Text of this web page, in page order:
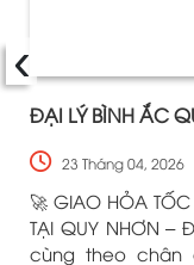
ĐẠI LÝ BÌNH ẮC
23 Tháng 04, 2026
🚀 GIAO HỎA
TẠI QUY NHƠN – ĐẠI LÝ
cùng theo chân
‹